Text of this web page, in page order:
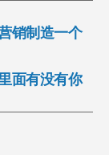
销制造一个
面有没有你